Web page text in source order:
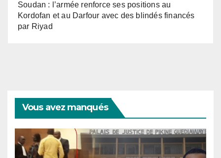
Soudan : l’armée renforce ses positions au
Kordofan et au Darfour avec des blindés financés
par Riyad
Vous avez manqués